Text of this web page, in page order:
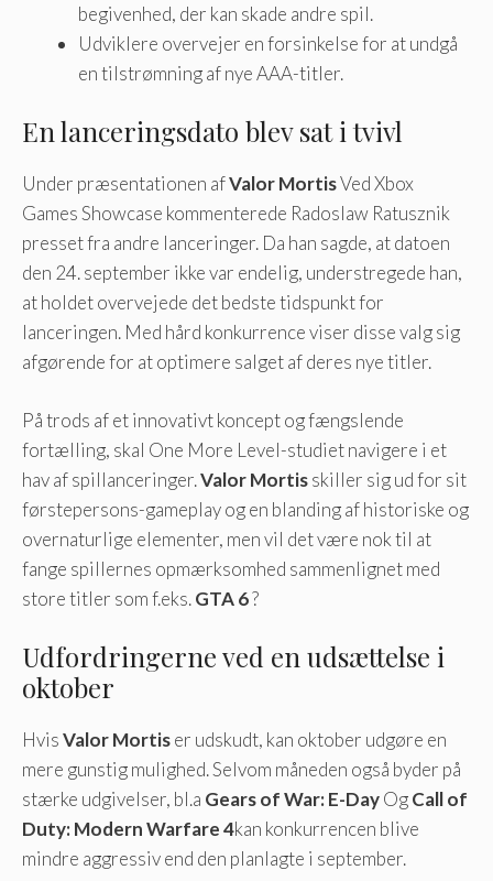
begivenhed, der kan skade andre spil.
Udviklere overvejer en forsinkelse for at undgå
en tilstrømning af nye AAA-titler.
En lanceringsdato blev sat i tvivl
Under præsentationen afValor MortisVed Xbox
Games Showcase kommenterede Radoslaw Ratusznik
presset fra andre lanceringer. Da han sagde, at datoen
den 24. september ikke var endelig, understregede han,
at holdet overvejede det bedste tidspunkt for
lanceringen. Med hård konkurrence viser disse valg sig
afgørende for at optimere salget af deres nye titler.
På trods af et innovativt koncept og fængslende
fortælling, skal One More Level-studiet navigere i et
hav af spillanceringer.Valor Mortisskiller sig ud for sit
førstepersons-gameplay og en blanding af historiske og
overnaturlige elementer, men vil det være nok til at
fange spillernes opmærksomhed sammenlignet med
store titler som f.eks.GTA 6?
Udfordringerne ved en udsættelse i
oktober
HvisValor Mortiser udskudt, kan oktober udgøre en
mere gunstig mulighed. Selvom måneden også byder på
stærke udgivelser, bl.a Gears of War: E-DayOgCall of
Duty: Modern Warfare 4kan konkurrencen blive
mindre aggressiv end den planlagte i september.